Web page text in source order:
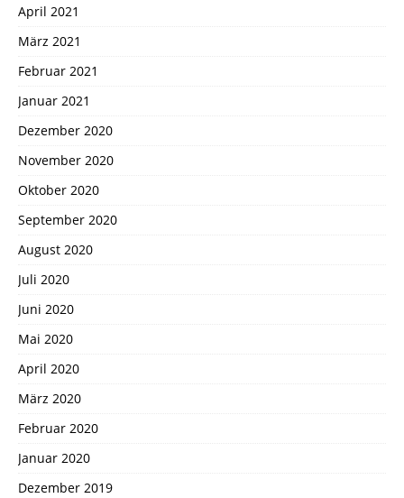
April 2021
März 2021
Februar 2021
Januar 2021
Dezember 2020
November 2020
Oktober 2020
September 2020
August 2020
Juli 2020
Juni 2020
Mai 2020
April 2020
März 2020
Februar 2020
Januar 2020
Dezember 2019